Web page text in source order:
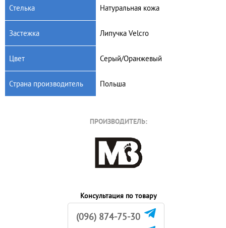
Стелька Натуральная кожа
Застежка Липучка Velcro
Цвет Серый/Оранжевый
Страна производитель Польша
ПРОИЗВОДИТЕЛЬ:
Консультация по товару
(096) 874-75-30